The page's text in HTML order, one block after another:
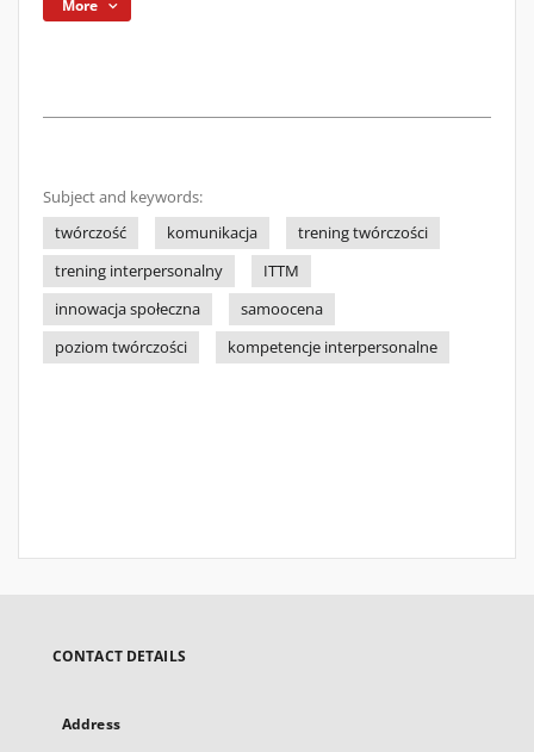
More
Subject and keywords:
twórczość
komunikacja
trening twórczości
trening interpersonalny
ITTM
innowacja społeczna
samoocena
poziom twórczości
kompetencje interpersonalne
CONTACT DETAILS
Address